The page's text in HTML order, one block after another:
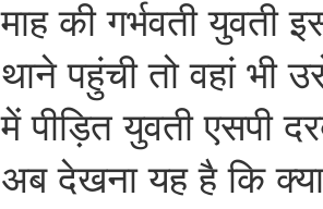
माह की गर्भवती युवती
थाने पहुंची तो वहां भी
में पीड़ित युवती एसपी
अब देखना यह है कि